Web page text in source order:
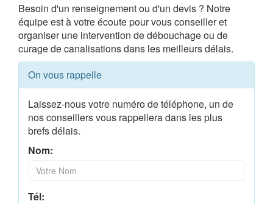
Besoin d'un renseignement ou d'un devis ? Notre
équipe est à votre écoute pour vous conseiller et
organiser une intervention de débouchage ou de
curage de canalisations dans les meilleurs délais.
On vous rappelle
Laissez-nous votre numéro de téléphone, un de
nos conseillers vous rappellera dans les plus
brefs délais.
Nom:
Tél: